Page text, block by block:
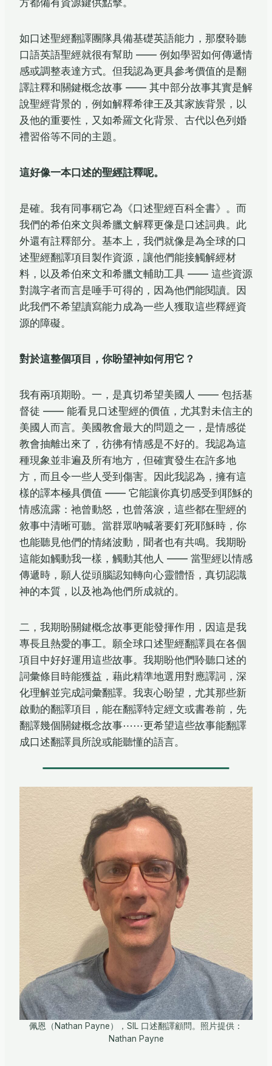
方都備有資源鍵供點擊。
如口述聖經翻譯團隊具備基礎英語能力，那麼聆聽
口語英語聖經就很有幫助 —— 例如學習如何傳遞情
感或調整表達方式。但我認為更具參考價值的是翻
譯註釋和關鍵概念故事 —— 其中部分故事其實是解
說聖經背景的，例如解釋希律王及其家族背景，以
及他的重要性，又如希羅文化背景、古代以色列婚
禮習俗等不同的主題。
這好像一本口述的聖經註釋呢。
是確。我有同事稱它為《口述聖經百科全書》。而
我們的希伯來文與希臘文解釋更像是口述詞典。此
外還有註釋部分。基本上，我們就像是為全球的口
述聖經翻譯項目製作資源，讓他們能接觸解經材
料，以及希伯來文和希臘文輔助工具 —— 這些資源
對識字者而言是唾手可得的，因為他們能閱讀。因
此我們不希望讀寫能力成為一些人獲取這些釋經資
源的障礙。
對於這整個項目，你盼望神如何用它？
我有兩項期盼。一，是真切希望美國人 —— 包括基
督徒 —— 能看見口述聖經的價值，尤其對未信主的
美國人而言。美國教會最大的問題之一，是情感從
教會抽離出來了，彷彿有情感是不好的。我認為這
種現象並非遍及所有地方，但確實發生在許多地
方，而且令一些人受到傷害。因此我認為，擁有這
樣的譯本極具價值 —— 它能讓你真切感受到耶穌的
情感流露：祂曾動怒，也曾落淚，這些都在聖經的
敘事中清晰可聽。當群眾吶喊著要釘死耶穌時，你
也能聽見他們的情緒波動，聞者也有共鳴。我期盼
這能如觸動我一樣，觸動其他人 —— 當聖經以情感
傳遞時，願人從頭腦認知轉向心靈體悟，真切認識
神的本質，以及祂為他們所成就的。
二，我期盼關鍵概念故事更能發揮作用，因這是我
專長且熱愛的事工。願全球口述聖經翻譯員在各個
項目中好好運用這些故事。我期盼他們聆聽口述的
詞彙條目時能獲益，藉此精準地選用對應譯詞，深
化理解並完成詞彙翻譯。我衷心盼望，尤其那些新
啟動的翻譯項目，能在翻譯特定經文或書卷前，先
翻譯幾個關鍵概念故事⋯⋯更希望這些故事能翻譯
成口述翻譯員所說或能聽懂的語言。
佩恩（Nathan Payne），SIL 口述翻譯顧問。照片提供：
Nathan Payne